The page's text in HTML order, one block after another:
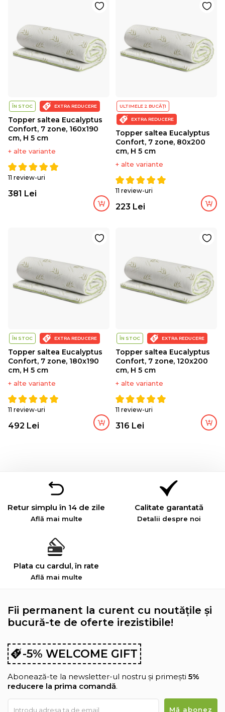
ÎN STOC EXTRA REDUCERE
Topper saltea Eucalyptus
Confort, 7 zone, 160x190
cm, H 5 cm
+ alte variante
11 review-uri
381 Lei
ULTIMELE 2 BUCĂȚI
EXTRA REDUCERE
Topper saltea Eucalyptus
Confort, 7 zone, 80x200
cm, H 5 cm
+ alte variante
11 review-uri
223 Lei
ÎN STOC EXTRA REDUCERE
Topper saltea Eucalyptus
Confort, 7 zone, 180x190
cm, H 5 cm
+ alte variante
11 review-uri
492 Lei
ÎN STOC EXTRA REDUCERE
Topper saltea Eucalyptus
Confort, 7 zone, 120x200
cm, H 5 cm
+ alte variante
11 review-uri
316 Lei
Retur simplu în 14 de zile
Află mai multe
Calitate garantată
Detalii despre noi
Plata cu cardul, în rate
Află mai multe
Fii permanent la curent cu noutățile și
bucură-te de oferte irezistibile!
-5% WELCOME GIFT
Abonează-te la newsletter-ul nostru și primești 5%
reducere la prima comandă.